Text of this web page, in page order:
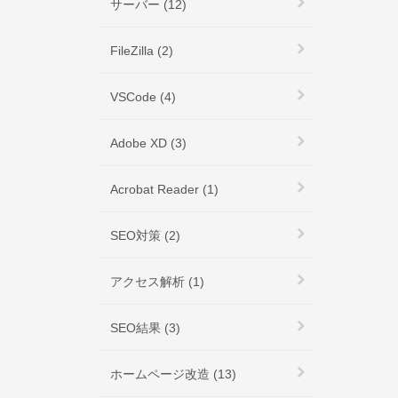
サーバー (12)
FileZilla (2)
VSCode (4)
Adobe XD (3)
Acrobat Reader (1)
SEO対策 (2)
アクセス解析 (1)
SEO結果 (3)
ホームページ改造 (13)